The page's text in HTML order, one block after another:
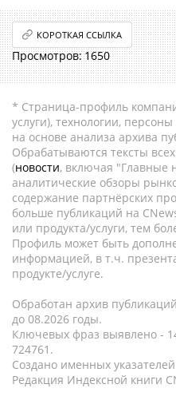
КОРОТКАЯ ССЫЛКА
1650
* Страница-профиль
услуги), технологии,
на основе анализа архива
Обрабатываются тексты
(новости, включая "Главные
аналитические обзоры
содержание партнёрских
больше публикаций на
или продукта/услуги, тем
Профиль может быть
информацией, в т.ч.
продукте/услуге.
Обработан архив
до 08.2026 годы.
Ключевых фраз выявлено -
724761.
Создано именных
Редакция Индексной книги